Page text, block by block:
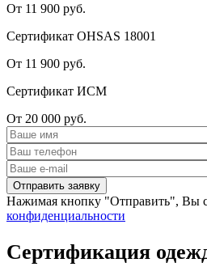
От 11 900 руб.
Сертификат OHSAS 18001
От 11 900 руб.
Сертификат ИСМ
От 20 000 руб.
Нажимая кнопку "Отправить", Вы
конфиденциальности
Сертификация